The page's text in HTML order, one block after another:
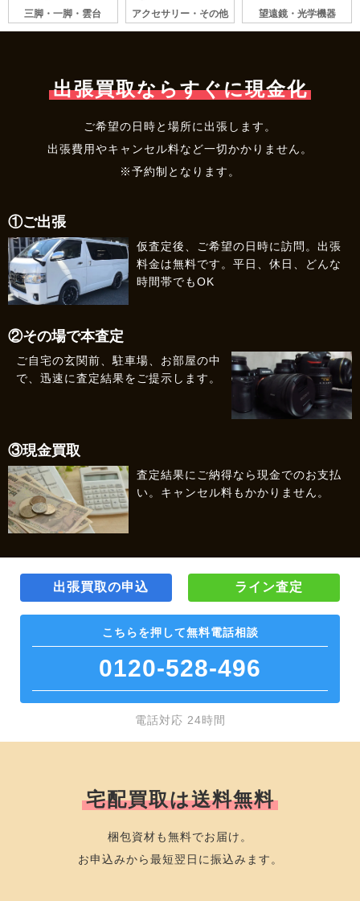
三脚・一脚・雲台 アクセサリー・その他 望遠鏡・光学機器
出張買取ならすぐに現金化
ご希望の日時と場所に出張します。
出張費用やキャンセル料など一切かかりません。
※予約制となります。
①ご出張
仮査定後、ご希望の日時に訪問。出張
料金は無料です。平日、休日、どんな
時間帯でもOK
②その場で本査定
ご自宅の玄関前、駐車場、お部屋の中
で、迅速に査定結果をご提示します。
③現金買取
査定結果にご納得なら現金でのお支払
い。キャンセル料もかかりません。
出張買取の申込 ライン査定
こちらを押して無料電話相談
0120-528-496
電話対応 24時間
宅配買取は送料無料
梱包資材も無料でお届け。
お申込みから最短翌日に振込みます。